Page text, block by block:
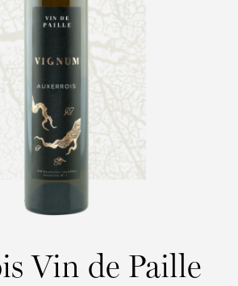
Vin de Paille